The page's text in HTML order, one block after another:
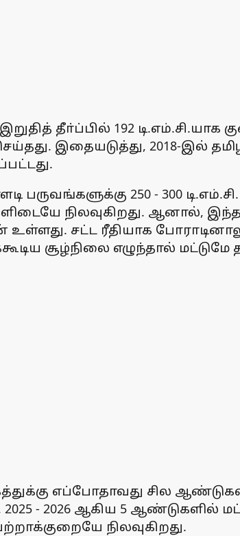
தீா்ப்பில் 192
இதையடுத்து, 2018-இல்
பருவங்களுக்கு 250 - 300
நிலவுகிறது. ஆனால்,
சட்ட ரீதியாக
சூழ்நிலை எழுந்தால் மட்டுமே
எப்போதாவது சில
- 2023, 2025 - 2026 ஆகிய 5
நிலவுகிறது.